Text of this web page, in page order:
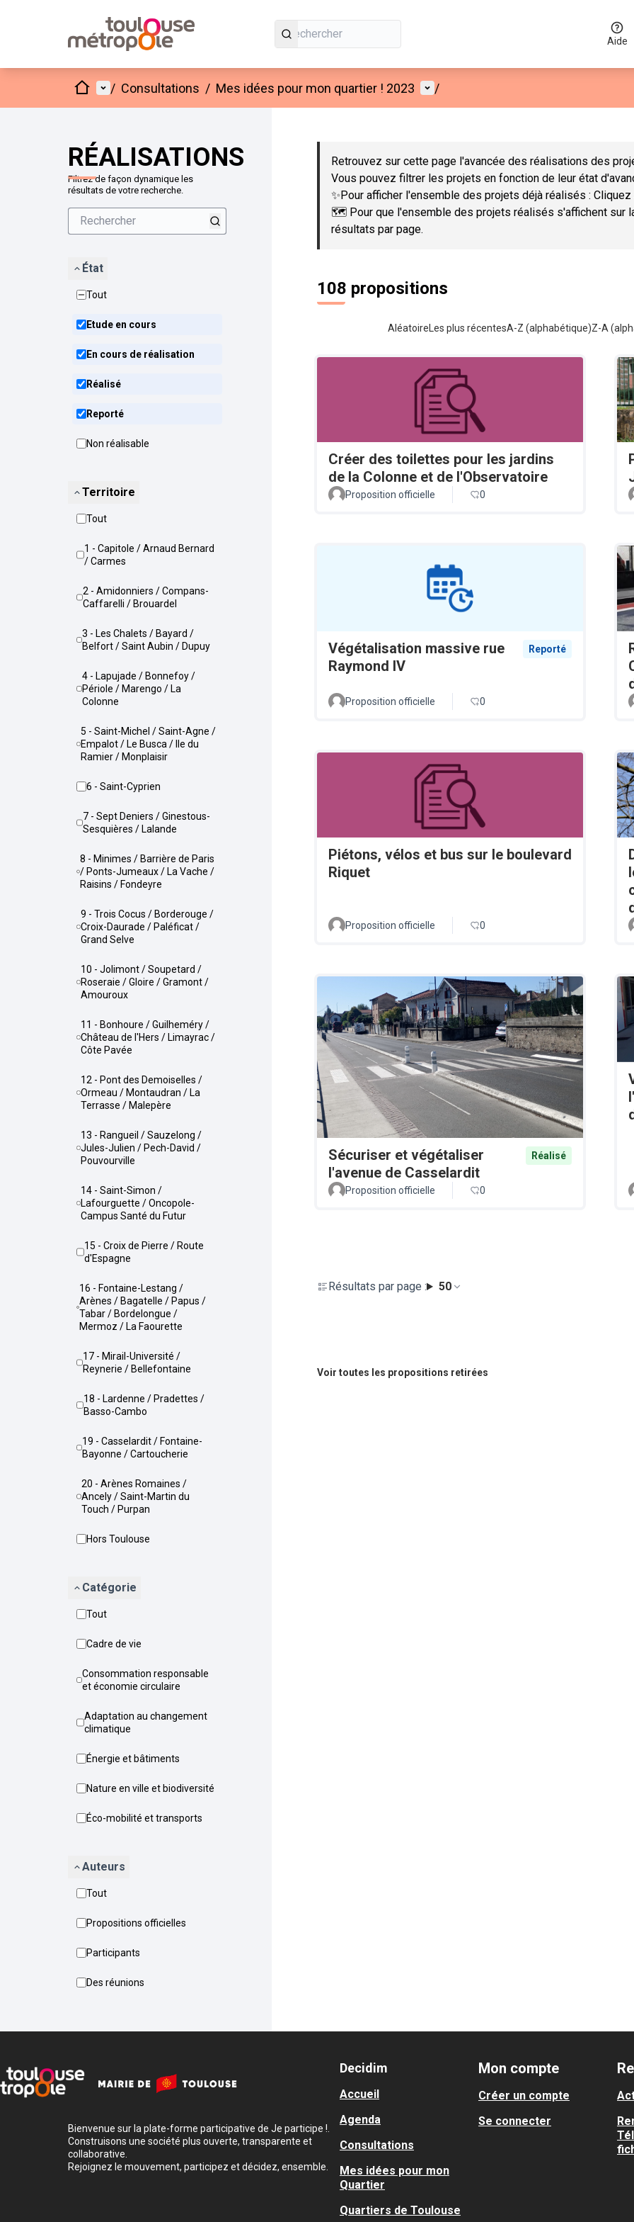
Aide
AccueilMenu principal
/ Consultations / Mes idées pour mon quartier ! 2023 Menu utilisateur
/
RÉALISATIONS
Filtrez de façon dynamique les
résultats de votre recherche.
État
Tout
Etude en cours
En cours de réalisation
Réalisé
Reporté
Non réalisable
Territoire
Tout
1 - Capitole / Arnaud Bernard
/ Carmes
2 - Amidonniers / Compans-
Caffarelli / Brouardel
3 - Les Chalets / Bayard /
Belfort / Saint Aubin / Dupuy
4 - Lapujade / Bonnefoy /
Périole / Marengo / La
Colonne
5 - Saint-Michel / Saint-Agne /
Empalot / Le Busca / Ile du
Ramier / Monplaisir
6 - Saint-Cyprien
7 - Sept Deniers / Ginestous-
Sesquières / Lalande
8 - Minimes / Barrière de Paris
/ Ponts-Jumeaux / La Vache /
Raisins / Fondeyre
9 - Trois Cocus / Borderouge /
Croix-Daurade / Paléficat /
Grand Selve
10 - Jolimont / Soupetard /
Roseraie / Gloire / Gramont /
Amouroux
11 - Bonhoure / Guilheméry /
Château de l'Hers / Limayrac /
Côte Pavée
12 - Pont des Demoiselles /
Ormeau / Montaudran / La
Terrasse / Malepère
13 - Rangueil / Sauzelong /
Jules-Julien / Pech-David /
Pouvourville
14 - Saint-Simon /
Lafourguette / Oncopole-
Campus Santé du Futur
15 - Croix de Pierre / Route
d'Espagne
16 - Fontaine-Lestang /
Arènes / Bagatelle / Papus /
Tabar / Bordelongue /
Mermoz / La Faourette
17 - Mirail-Université /
Reynerie / Bellefontaine
18 - Lardenne / Pradettes /
Basso-Cambo
19 - Casselardit / Fontaine-
Bayonne / Cartoucherie
20 - Arènes Romaines /
Ancely / Saint-Martin du
Touch / Purpan
Hors Toulouse
Catégorie
Tout
Cadre de vie
Consommation responsable
et économie circulaire
Adaptation au changement
climatique
Énergie et bâtiments
Nature en ville et biodiversité
Éco-mobilité et transports
Auteurs
Tout
Propositions officielles
Participants
Des réunions
Passer la carte
Retrouvez sur cette page l'avancée des réalisations des
Vous pouvez filtrer les projets en fonction de leur état
✨Pour afficher l'ensemble des projets déjà réalisés :
🗺️ Pour que l'ensemble des projets réalisés s'affichent sur
résultats par page.
108 propositions
Aléatoire Les plus récentesA-Z (alphabétique)Z-A
Créer des toilettes pour les jardins
de la Colonne et de l'Observatoire
Proposition officielle 0
Végétalisation massive rue
Raymond IV
Reporté
Proposition officielle 0
Piétons, vélos et bus sur le boulevard
Riquet
Proposition officielle 0
Sécuriser et végétaliser
l'avenue de Casselardit
Réalisé
Proposition officielle 0
Résultats par page : 50
Voir toutes les propositions retirées
Bienvenue sur la plate-forme participative de Je participe !.
Construisons une société plus ouverte, transparente et
collaborative.
Rejoignez le mouvement, participez et décidez, ensemble.
Decidim
Accueil
Agenda
Consultations
Mes idées pour mon
Quartier
Quartiers de Toulouse
Mon compte
Créer un compte
Se connecter